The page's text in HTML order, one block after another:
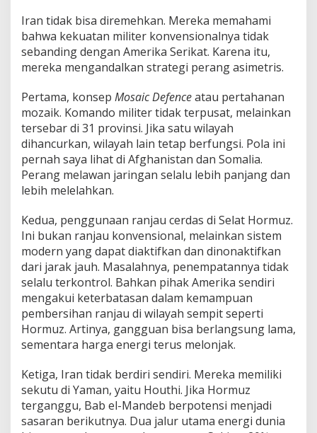
Iran tidak bisa diremehkan. Mereka memahami
bahwa kekuatan militer konvensionalnya tidak
sebanding dengan Amerika Serikat. Karena itu,
mereka mengandalkan strategi perang asimetris.
Pertama, konsep Mosaic Defenceatau pertahanan
mozaik. Komando militer tidak terpusat, melainkan
tersebar di 31 provinsi. Jika satu wilayah
dihancurkan, wilayah lain tetap berfungsi. Pola ini
pernah saya lihat di Afghanistan dan Somalia.
Perang melawan jaringan selalu lebih panjang dan
lebih melelahkan.
Kedua, penggunaan ranjau cerdas di Selat Hormuz.
Ini bukan ranjau konvensional, melainkan sistem
modern yang dapat diaktifkan dan dinonaktifkan
dari jarak jauh. Masalahnya, penempatannya tidak
selalu terkontrol. Bahkan pihak Amerika sendiri
mengakui keterbatasan dalam kemampuan
pembersihan ranjau di wilayah sempit seperti
Hormuz. Artinya, gangguan bisa berlangsung lama,
sementara harga energi terus melonjak.
Ketiga, Iran tidak berdiri sendiri. Mereka memiliki
sekutu di Yaman, yaitu Houthi. Jika Hormuz
terganggu, Bab el-Mandeb berpotensi menjadi
sasaran berikutnya. Dua jalur utama energi dunia